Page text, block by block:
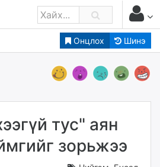
Онцлох Шинэ
тус" аян
зорьжээ